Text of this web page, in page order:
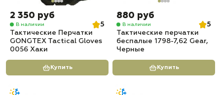
2 350 руб
В наличии
5
Тактические Перчатки
GONGTEX Tactical Gloves
0056 Хаки
Купить
880 руб
В наличии
5
Тактические перчатки
беспалые 1798-7,62 Gear,
Черные
Купить